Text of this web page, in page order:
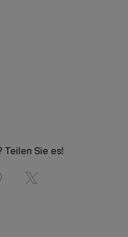
Teilen Sie es!